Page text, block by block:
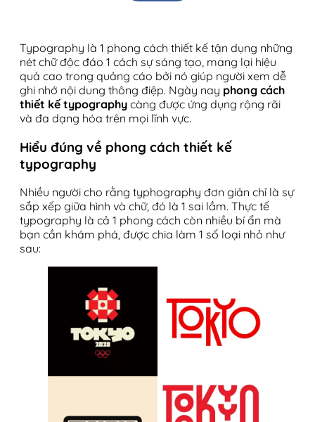
Typography là 1 phong cách thiết kế tận dụng những
nét chữ độc đáo 1 cách sự sáng tạo, mang lại hiệu
quả cao trong quảng cáo bởi nó giúp người xem dễ
ghi nhớ nội dung thông điệp. Ngày nay phong cách
thiết kế typography càng được ứng dụng rộng rãi
và đa dạng hóa trên mọi lĩnh vực.
Hiểu đúng về phong cách thiết kế
typography
Nhiều người cho rằng typhography đơn giản chỉ là sự
sắp xếp giữa hình và chữ, đó là 1 sai lầm. Thực tế
typography là cả 1 phong cách còn nhiều bí ẩn mà
bạn cần khám phá, được chia làm 1 số loại nhỏ như
sau: